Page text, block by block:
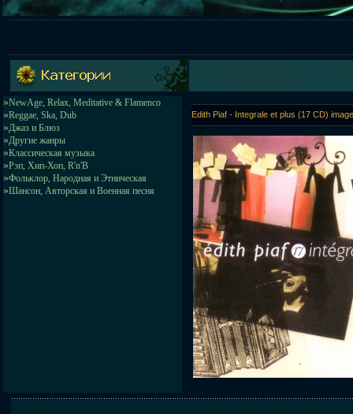
»NewAge, Relax, Meditative & Flamenco
»Reggae, Ska, Dub
»Джаз и Блюз
»Другие жанры
»Классическая музыка
»Рэп, Хип-Хоп, R'n'B
»Фольклор, Народная и Этническая
»Шансон, Авторская и Военная песня
Edith Piaf - Integrale et plus (17 CD)